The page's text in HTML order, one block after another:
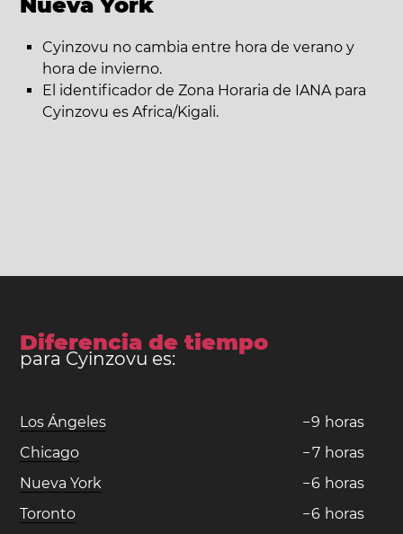
Cyinzovu no cambia entre hora de verano y
hora de invierno.
El identificador de Zona Horaria de IANA para
Cyinzovu es Africa/Kigali.
Diferencia de tiempo
para Cyinzovu es:
Los Ángeles −9 horas
Chicago
−7 horas
Nueva York
−6 horas
Toronto
−6 horas